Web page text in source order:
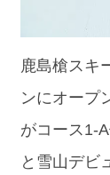
鹿島槍スキ
ンにオープ
がコース1-
と雪山デビ